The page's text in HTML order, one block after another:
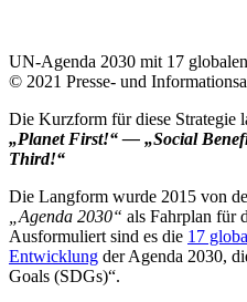
UN-Agenda 2030 mit 17
© 2021 Presse- und
Die Kurzform für diese Strategie
„Planet First!“ — „Social
Third!“
Die Langform wurde 2015 von
„Agenda 2030“ als Fahrplan für
Ausformuliert sind es die 17
Entwicklung der Agenda 2030,
Goals (SDGs)“.